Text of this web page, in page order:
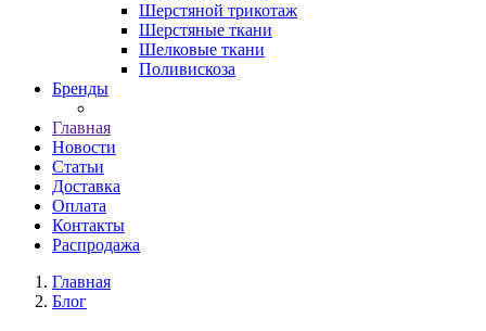
Шерстяной трикотаж
Шерстяные ткани
Шелковые ткани
Поливискоза
Бренды
Главная
Новости
Статьи
Доставка
Оплата
Контакты
Распродажа
Главная
Блог